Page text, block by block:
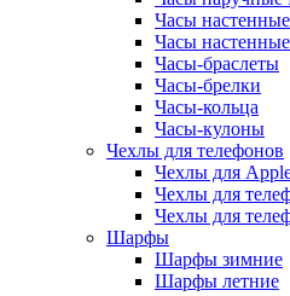
Часы
Часы
Часы-браслеты
Часы-брелки
Часы-кольца
Часы-кулоны
Чехлы для телефонов
Чехлы для
Чехлы для
Чехлы для
Шарфы
Шарфы зимние
Шарфы летние